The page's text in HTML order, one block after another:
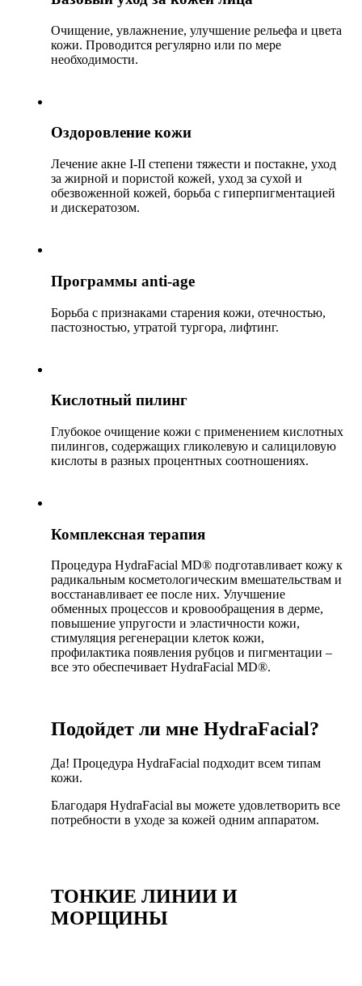
Очищение, увлажнение, улучшение рельефа и цвета
кожи. Проводится регулярно или по мере
необходимости.
Оздоровление кожи
Лечение акне I-II степени тяжести и постакне, уход
за жирной и пористой кожей, уход за сухой и
обезвоженной кожей, борьба с гиперпигментацией
и дискератозом.
Программы anti-age
Борьба с признаками старения кожи, отечностью,
пастозностью, утратой тургора, лифтинг.
Кислотный пилинг
Глубокое очищение кожи с применением кислотных
пилингов, содержащих гликолевую и салициловую
кислоты в разных процентных соотношениях.
Комплексная терапия
Процедура HydraFacial MD® подготавливает кожу к
радикальным косметологическим вмешательствам и
восстанавливает ее после них. Улучшение
обменных процессов и кровообращения в дерме,
повышение упругости и эластичности кожи,
стимуляция регенерации клеток кожи,
профилактика появления рубцов и пигментации –
все это обеспечивает HydraFacial MD®.
Подойдет ли мне HydraFacial?
Да! Процедура HydraFacial подходит всем типам
кожи.
Благодаря HydraFacial вы можете удовлетворить все
потребности в уходе за кожей одним аппаратом.
ТОНКИЕ ЛИНИИ И
МОРЩИНЫ